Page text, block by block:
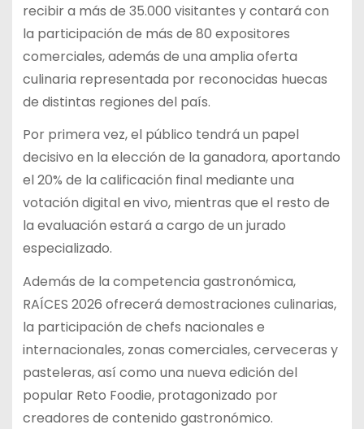
recibir a más de 35.000 visitantes y contará con
la participación de más de 80 expositores
comerciales, además de una amplia oferta
culinaria representada por reconocidas huecas
de distintas regiones del país.
Por primera vez, el público tendrá un papel
decisivo en la elección de la ganadora, aportando
el 20% de la calificación final mediante una
votación digital en vivo, mientras que el resto de
la evaluación estará a cargo de un jurado
especializado.
Además de la competencia gastronómica,
RAÍCES 2026 ofrecerá demostraciones culinarias,
la participación de chefs nacionales e
internacionales, zonas comerciales, cerveceras y
pasteleras, así como una nueva edición del
popular Reto Foodie, protagonizado por
creadores de contenido gastronómico.